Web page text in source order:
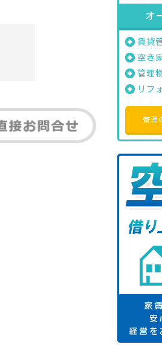
オ
賃貸
空き
管理
リフ
管理